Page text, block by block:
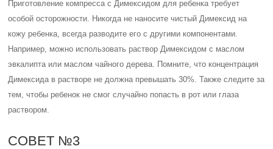
Приготовление компресса с Димексидом для ребенка требует
особой осторожности. Никогда не наносите чистый Димексид на
кожу ребенка, всегда разводите его с другими компонентами.
Например, можно использовать раствор Димексидом с маслом
эвкалипта или маслом чайного дерева. Помните, что концентрация
Димексида в растворе не должна превышать 30%. Также следите за
тем, чтобы ребенок не смог случайно попасть в рот или глаза
раствором.
СОВЕТ №3